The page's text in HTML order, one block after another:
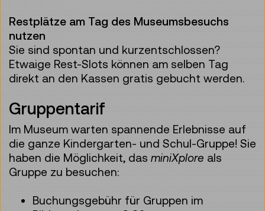
Restplätze am Tag des Museumsbesuchs
nutzen
Sie sind spontan und kurzentschlossen?
Etwaige Rest-Slots können am selben Tag
direkt an den Kassen gratis gebucht werden.
Gruppentarif
Im Museum warten spannende Erlebnisse auf
die ganze Kindergarten- und Schul-Gruppe! Sie
haben die Möglichkeit, das miniXplore als
Gruppe zu besuchen:
Buchungsgebühr für Gruppen im